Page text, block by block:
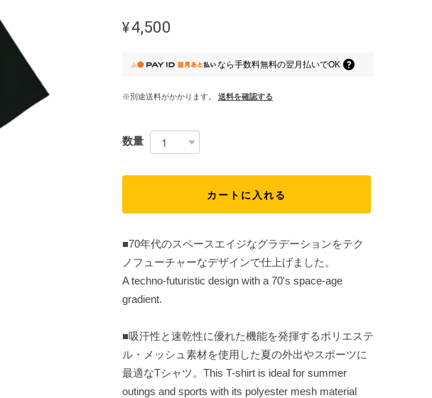
¥4,500
なら手数料無料の翌月払いでOK
※別途送料がかかります。 送料を確認する
数量
カートに入れる
■70年代のスペースエイジなグラデーションをテク
ノフューチャーなデザインで仕上げました。
A techno-futuristic design with a 70's space-age
gradient.
■吸汗性と速乾性に優れた機能を発揮するポリエステ
ル・メッシュ素材を使用した夏の外出やスポーツに
最適なTシャツ。This T-shirt is ideal for summer
outings and sports with its polyester mesh material